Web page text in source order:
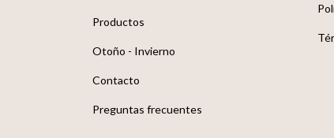
Productos
Otoño - Invierno
Contacto
Preguntas frecuentes